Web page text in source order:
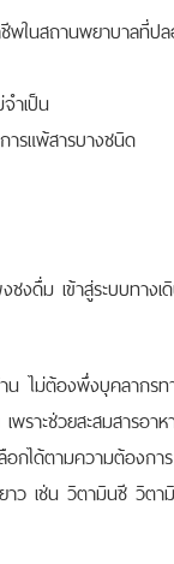
พในสถานพยาบาลที่ป
ำเป็น
ารแพ้สารบางชนิด
ดื่ม เข้าสู่ระบบทางเ
น ไม่ต้องพึ่งบุคลากร
ราะช่วยสะสมสารอา
อกได้ตามความต้องการ
ยาว เช่น วิตามินซี วิต